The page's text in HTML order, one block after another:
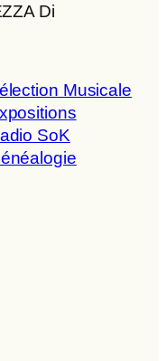
Di
Musicale
SoK